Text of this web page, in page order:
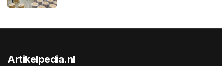
Artikelpedia.nl